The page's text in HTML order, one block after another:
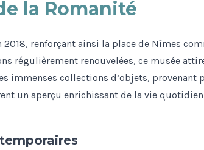
la Romanité
2018, renforçant ainsi la place de Nîmes
régulièrement renouvelées, ce musée
immenses collections d’objets, provenant
un aperçu enrichissant de la vie